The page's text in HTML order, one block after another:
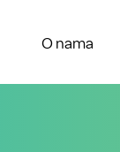
O nama